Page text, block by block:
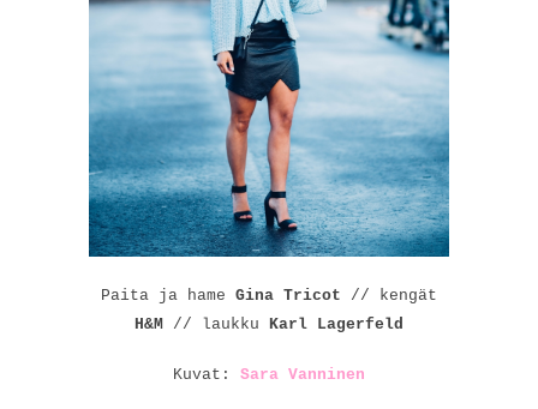
Paita ja hame Gina Tricot // kengät
H&M // laukku Karl Lagerfeld
Kuvat: Sara Vanninen